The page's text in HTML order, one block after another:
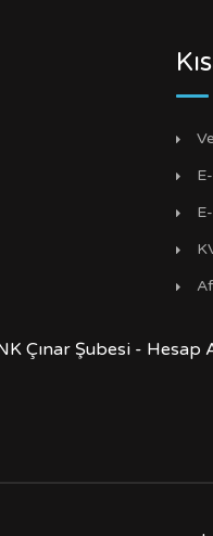
Çınar Şubesi -